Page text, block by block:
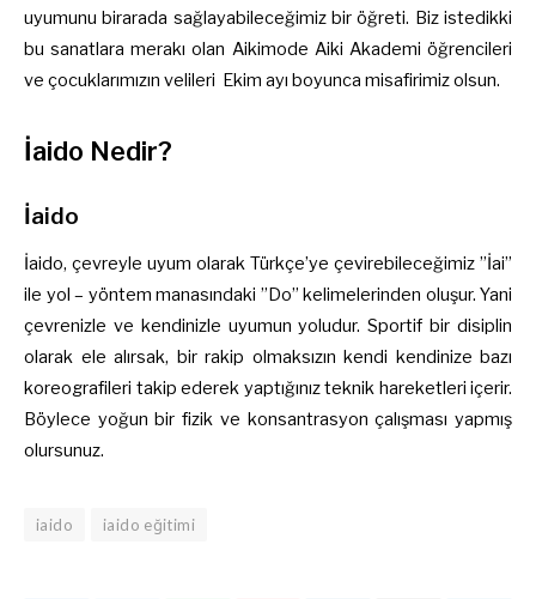
uyumunu birarada sağlayabileceğimiz bir öğreti. Biz istedikki
bu sanatlara merakı olan Aikimode Aiki Akademi öğrencileri
ve çocuklarımızın velileri Ekim ayı boyunca misafirimiz olsun.
İaido Nedir?
İaido
İaido, çevreyle uyum olarak Türkçe’ye çevirebileceğimiz ”İai”
ile yol – yöntem manasındaki ”Do” kelimelerinden oluşur. Yani
çevrenizle ve kendinizle uyumun yoludur. Sportif bir disiplin
olarak ele alırsak, bir rakip olmaksızın kendi kendinize bazı
koreografileri takip ederek yaptığınız teknik hareketleri içerir.
Böylece yoğun bir fizik ve konsantrasyon çalışması yapmış
olursunuz.
iaido iaido eğitimi